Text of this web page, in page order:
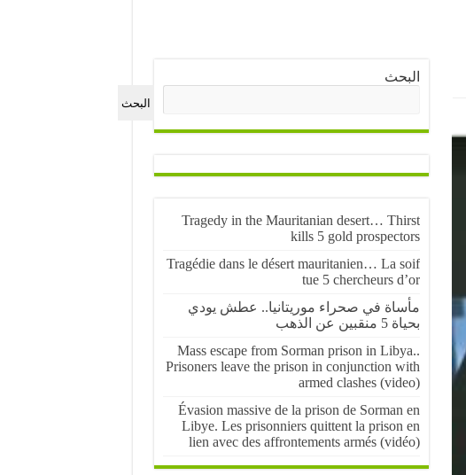
البحث
البحث
Tragedy in the Mauritanian desert… Thirst
kills 5 gold prospectors
Tragédie dans le désert mauritanien… La soif
tue 5 chercheurs d’or
مأساة في صحراء موريتانيا.. عطش يودي
بحياة 5 منقبين عن الذهب
Mass escape from Sorman prison in Libya..
Prisoners leave the prison in conjunction with
armed clashes (video)
Évasion massive de la prison de Sorman en
Libye. Les prisonniers quittent la prison en
lien avec des affrontements armés (vidéo)